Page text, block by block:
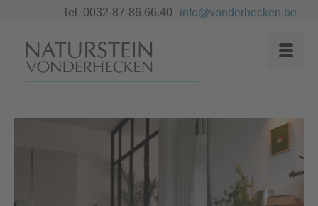
Tel. 0032-87-86.66.40 info@vonderhecken.be